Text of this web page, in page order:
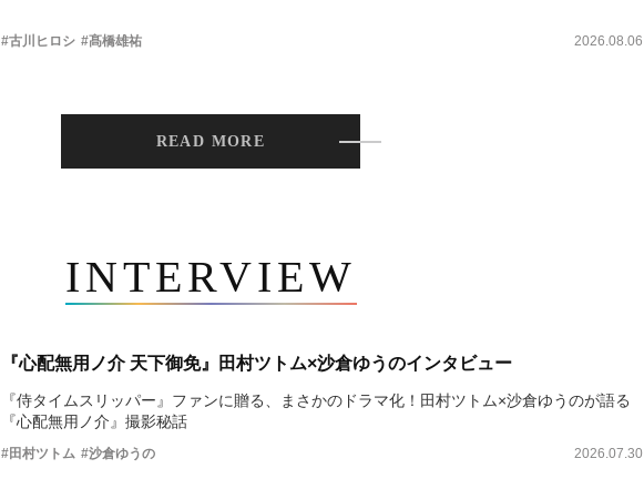
#古川ヒロシ #髙橋雄祐 2026.08.06
READ MORE
INTERVIEW
『心配無用ノ介 天下御免』田村ツトム×沙倉ゆうのインタビュー
『侍タイムスリッパー』ファンに贈る、まさかのドラマ化！田村ツトム×沙倉ゆうのが語る
『心配無用ノ介』撮影秘話
#田村ツトム #沙倉ゆうの 2026.07.30